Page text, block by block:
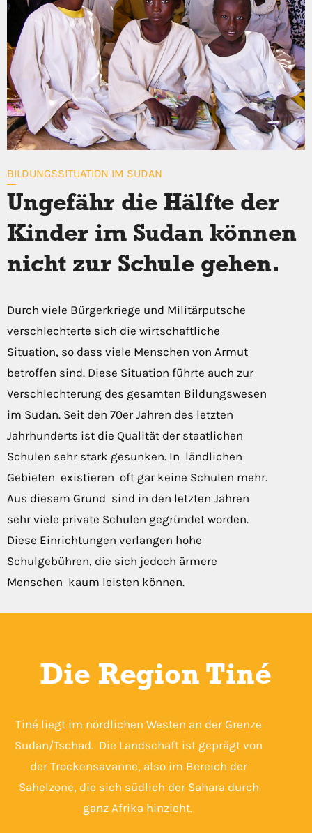
BILDUNGSSITUATION IM SUDAN
Ungefähr die Hälfte der
Kinder im Sudan können
nicht zur Schule gehen.
Durch viele Bürgerkriege und Militärputsche
verschlechterte sich die wirtschaftliche
Situation, so dass viele Menschen von Armut
betroffen sind. Diese Situation führte auch zur
Verschlechterung des gesamten Bildungswesen
im Sudan. Seit den 70er Jahren des letzten
Jahrhunderts ist die Qualität der staatlichen
Schulen sehr stark gesunken. In ländlichen
Gebieten existieren oft gar keine Schulen mehr.
Aus diesem Grund sind in den letzten Jahren
sehr viele private Schulen gegründet worden.
Diese Einrichtungen verlangen hohe
Schulgebühren, die sich jedoch ärmere
Menschen kaum leisten können.
Die Region Tiné
Tiné liegt im nördlichen Westen an der Grenze
Sudan/Tschad. Die Landschaft ist geprägt von
der Trockensavanne, also im Bereich der
Sahelzone, die sich südlich der Sahara durch
ganz Afrika hinzieht.